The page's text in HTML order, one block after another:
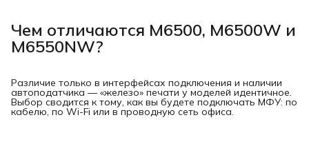
Чем отличаются M6500, M6500W и
M6550NW?
Различие только в интерфейсах подключения и наличии
автоподатчика — «железо» печати у моделей идентичное.
Выбор сводится к тому, как вы будете подключать МФУ: по
кабелю, по Wi-Fi или в проводную сеть офиса.